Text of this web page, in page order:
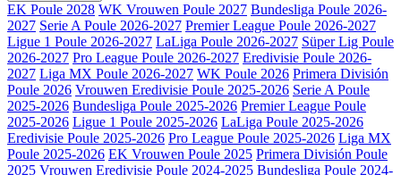
EK Poule 2028 WK Vrouwen Poule 2027 Bundesliga Poule 2026-
2027 Serie A Poule 2026-2027 Premier League Poule 2026-2027
Ligue 1 Poule 2026-2027 LaLiga Poule 2026-2027 Süper Lig Poule
2026-2027 Pro League Poule 2026-2027 Eredivisie Poule 2026-
2027 Liga MX Poule 2026-2027 WK Poule 2026 Primera División
Poule 2026 Vrouwen Eredivisie Poule 2025-2026 Serie A Poule
2025-2026 Bundesliga Poule 2025-2026 Premier League Poule
2025-2026 Ligue 1 Poule 2025-2026 LaLiga Poule 2025-2026
Eredivisie Poule 2025-2026 Pro League Poule 2025-2026 Liga MX
Poule 2025-2026 EK Vrouwen Poule 2025 Primera División Poule
2025 Vrouwen Eredivisie Poule 2024-2025 Bundesliga Poule 2024-